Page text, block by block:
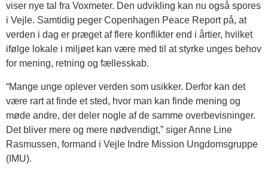
viser nye tal fra Voxmeter. Den udvikling kan nu også spores
i Vejle. Samtidig peger Copenhagen Peace Report på, at
verden i dag er præget af flere konflikter end i årtier, hvilket
ifølge lokale i miljøet kan være med til at styrke unges behov
for mening, retning og fællesskab.
“Mange unge oplever verden som usikker. Derfor kan det
være rart at finde et sted, hvor man kan finde mening og
møde andre, der deler nogle af de samme overbevisninger.
Det bliver mere og mere nødvendigt,” siger Anne Line
Rasmussen, formand i Vejle Indre Mission Ungdomsgruppe
(IMU).